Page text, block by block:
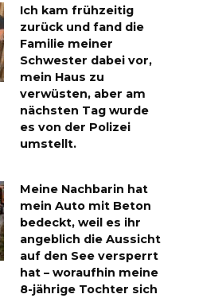
Ich kam frühzeitig
zurück und fand die
Familie meiner
Schwester dabei vor,
mein Haus zu
verwüsten, aber am
nächsten Tag wurde
es von der Polizei
umstellt.
Meine Nachbarin hat
mein Auto mit Beton
bedeckt, weil es ihr
angeblich die Aussicht
auf den See versperrt
hat – woraufhin meine
8-jährige Tochter sich